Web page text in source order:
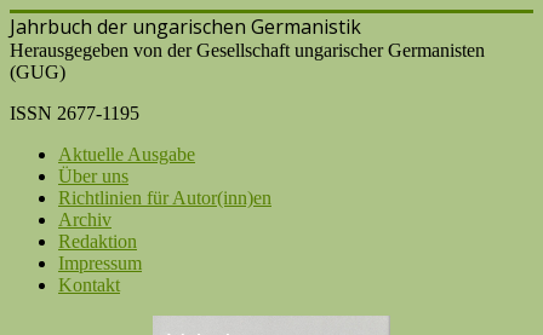
Jahrbuch der ungarischen Germanistik
Herausgegeben von der Gesellschaft ungarischer Germanisten
(GUG)
ISSN 2677-1195
Aktuelle Ausgabe
Über uns
Richtlinien für Autor(inn)en
Archiv
Redaktion
Impressum
Kontakt